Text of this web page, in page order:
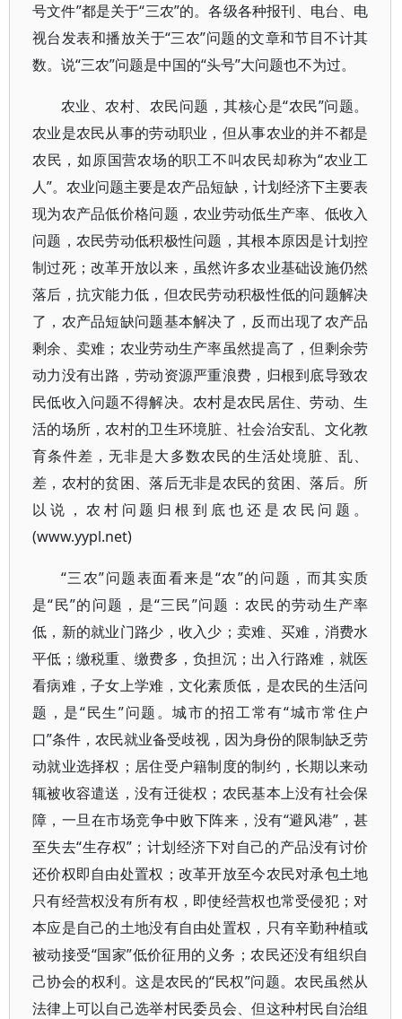
号文件”都是关于“三农”的。各级各种报刊、电台、电
视台发表和播放关于“三农”问题的文章和节目不计其
数。说“三农”问题是中国的“头号”大问题也不为过。
农业、农村、农民问题，其核心是“农民”问题。
农业是农民从事的劳动职业，但从事农业的并不都是
农民，如原国营农场的职工不叫农民却称为“农业工
人”。农业问题主要是农产品短缺，计划经济下主要表
现为农产品低价格问题，农业劳动低生产率、低收入
问题，农民劳动低积极性问题，其根本原因是计划控
制过死；改革开放以来，虽然许多农业基础设施仍然
落后，抗灾能力低，但农民劳动积极性低的问题解决
了，农产品短缺问题基本解决了，反而出现了农产品
剩余、卖难；农业劳动生产率虽然提高了，但剩余劳
动力没有出路，劳动资源严重浪费，归根到底导致农
民低收入问题不得解决。农村是农民居住、劳动、生
活的场所，农村的卫生环境脏、社会治安乱、文化教
育条件差，无非是大多数农民的生活处境脏、乱、
差，农村的贫困、落后无非是农民的贫困、落后。所
以说，农村问题归根到底也还是农民问题。
(www.yypl.net)
“三农”问题表面看来是“农”的问题，而其实质
是“民”的问题，是“三民”问题：农民的劳动生产率
低，新的就业门路少，收入少；卖难、买难，消费水
平低；缴税重、缴费多，负担沉；出入行路难，就医
看病难，子女上学难，文化素质低，是农民的生活问
题，是“民生”问题。城市的招工常有“城市常住户
口”条件，农民就业备受歧视，因为身份的限制缺乏劳
动就业选择权；居住受户籍制度的制约，长期以来动
辄被收容遣送，没有迁徙权；农民基本上没有社会保
障，一旦在市场竞争中败下阵来，没有“避风港”，甚
至失去“生存权”；计划经济下对自己的产品没有讨价
还价权即自由处置权；改革开放至今农民对承包土地
只有经营权没有所有权，即使经营权也常受侵犯；对
本应是自己的土地没有自由处置权，只有辛勤种植或
被动接受“国家”低价征用的义务；农民还没有组织自
己协会的权利。这是农民的“民权”问题。农民虽然从
法律上可以自己选举村民委员会、但这种村民自治组